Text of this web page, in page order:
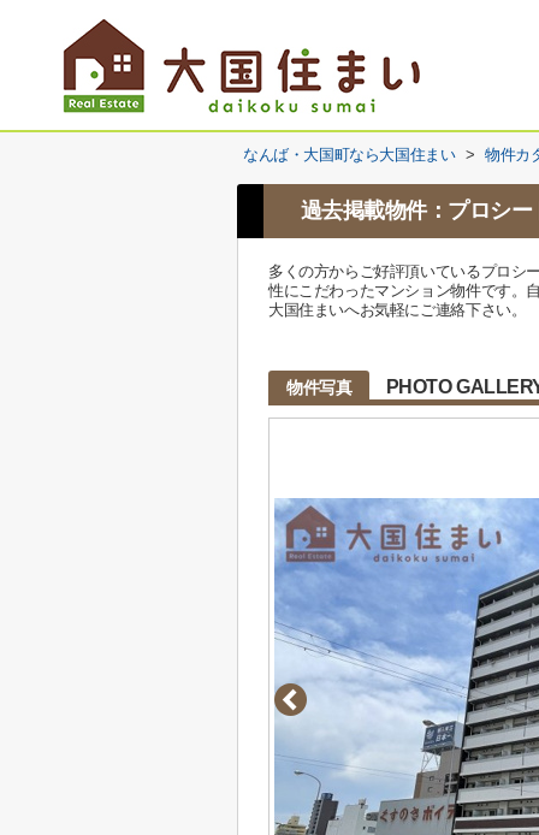
なんば・大国町なら大国住まい > 物件カ
過去掲載物件：プロシー
多くの方からご好評頂いているプロシ
性にこだわったマンション物件です。
大国住まいへお気軽にご連絡下さい。
物件写真 PHOTO